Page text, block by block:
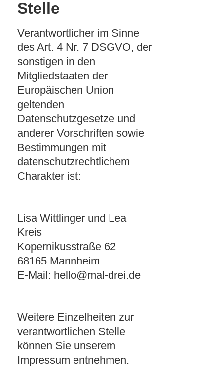
Stelle
Verantwortlicher im Sinne
des Art. 4 Nr. 7 DSGVO, der
sonstigen in den
Mitgliedstaaten der
Europäischen Union
geltenden
Datenschutzgesetze und
anderer Vorschriften sowie
Bestimmungen mit
datenschutzrechtlichem
Charakter ist:
Lisa Wittlinger und Lea
Kreis
Kopernikusstraße 62
68165 Mannheim
E-Mail: hello@mal-drei.de
Weitere Einzelheiten zur
verantwortlichen Stelle
können Sie unserem
Impressum entnehmen.